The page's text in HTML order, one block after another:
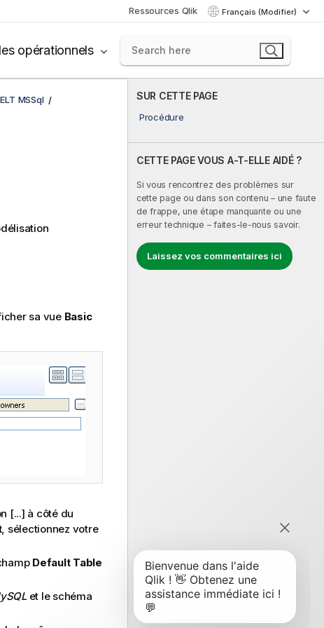
Ressources Qlik Français (Modifier)
opérationnels
SUR CETTE PAGE
Procédure
CETTE PAGE VOUS A-T-ELLE AIDÉ ?
Si vous rencontrez des problèmes sur
cette page ou dans son contenu – une faute
de frappe, une étape manquante ou une
erreur technique – faites-le-nous savoir.
Laissez vos commentaires ici
MSSql
sa vue Basic
[...] à côté du
, sélectionnez votre
Default Table
et le schéma